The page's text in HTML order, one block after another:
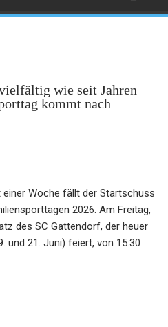
wie seit Jahren
kommt nach
einer Woche fällt der Startschuss
2026. Am Freitag,
des SC Gattendorf, der heuer
und 21. Juni) feiert, von 15:30